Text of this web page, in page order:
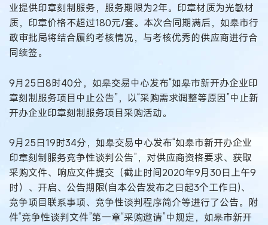
业提供印章刻制服务，服务期限为2年。印章材质为光敏材
质，印章价格不超过180元/套。本次合同期满后，如皋市行
政审批局将结合履约考核情况，与考核优秀的供应商进行合
同续签。
9月25日8时40分，如皋交易中心发布“如皋市新开办企业印
章刻制服务项目中止公告”，以“采购需求调整等原因”中止新
开办企业印章刻制服务项目采购活动。
9月25日19时34分，如皋交易中心发布“如皋市新开办企业
印章刻制服务竞争性谈判公告”，对供应商资格要求、获取
采购文件、响应文件提交（截止时间2020年9月30日上午9
时）、开启、公告期限(自本公告发布之日起3个工作日)、
竞争项目联系事项、竞争性谈判程序简介等进行了公告。附
件“竞争性谈判文件”第一章“采购邀请”中规定，如皋市新开